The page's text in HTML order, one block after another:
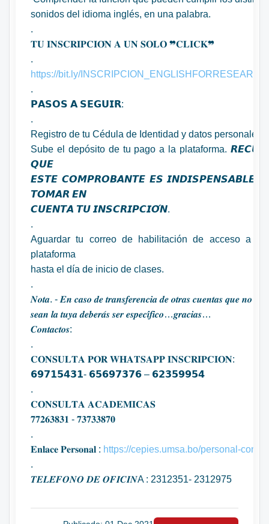
sonidos del idioma inglés, en una palabra.
.
𝐓𝐔 𝐈𝐍𝐒𝐂𝐑𝐈𝐏𝐂𝐈𝐎́𝐍 𝐀 𝐔𝐍 𝐒𝐎𝐋𝐎 ❞𝐂𝐋𝐈𝐂𝐊❞
.
https://bit.ly/
.
𝗣𝗔𝗦𝗢𝗦 𝗔 𝗦𝗘𝗚𝗨𝗜𝗥:
.
Registro de tu Cédula de Identidad y datos personales.
Sube el depósito de tu pago a la plataforma.
𝙌𝙐𝙀
𝙀𝙎𝙏𝙀 𝘾𝙊𝙈𝙋𝙍𝙊𝘽𝘼𝙉𝙏𝙀 𝙀𝙎 𝙄𝙉𝘿𝙄𝙎𝙋𝙀𝙉𝙎𝘼𝘽𝙇𝙀
𝙏𝙊𝙈𝘼𝙍 𝙀𝙉
𝘾𝙐𝙀𝙉𝙏𝘼 𝙏𝙐 𝙄𝙉𝙎𝘾𝙍𝙄𝙋𝘾𝙄𝙊́𝙉.
.
Aguardar tu correo de habilitación de acceso a
plataforma
hasta el día de inicio de clases.
.
𝑵𝒐𝒕𝒂. - 𝑬𝒏 𝒄𝒂𝒔𝒐 𝒅𝒆 𝒕𝒓𝒂𝒏𝒔𝒇𝒆𝒓𝒆𝒏𝒄𝒊𝒂 𝒅𝒆 𝒐𝒕𝒓𝒂𝒔 𝒄𝒖𝒆𝒏𝒕𝒂𝒔 𝒒𝒖𝒆 𝒏𝒐
𝒔𝒆𝒂𝒏 𝒍𝒂 𝒕𝒖𝒚𝒂 𝒅𝒆𝒃𝒆𝒓𝒂́𝒔 𝒔𝒆𝒓 𝒆𝒔𝒑𝒆𝒄𝒊́𝒇𝒊𝒄𝒐…𝒈𝒓𝒂𝒄𝒊𝒂𝒔…
𝑪𝒐𝒏𝒕𝒂𝒄𝒕𝒐𝒔:
.
𝐂𝐎𝐍𝐒𝐔𝐋𝐓𝐀 𝐏𝐎𝐑 𝐖𝐇𝐀𝐓𝐒𝐀𝐏𝐏 𝐈𝐍𝐒𝐂𝐑𝐈𝐏𝐂𝐈𝐎𝐍:
𝟲𝟵𝟳𝟭𝟱𝟰𝟯𝟭- 𝟲𝟱𝟲𝟵𝟳𝟯𝟳𝟲 – 𝟲𝟮𝟯𝟱𝟵𝟵𝟱𝟰
.
𝐂𝐎𝐍𝐒𝐔𝐋𝐓𝐀 𝐀𝐂𝐀𝐃𝐄𝐌𝐈𝐂𝐀𝐒
𝟕𝟕𝟐𝟔𝟑𝟖𝟑𝟏 - 𝟕𝟑𝟕𝟑𝟑𝟖𝟕𝟎
.
𝐄𝐧𝐥𝐚𝐜𝐞 𝐏𝐞𝐫𝐬𝐨𝐧𝐚𝐥 : https://cepies.umsa.bo/personal-
.
𝑻𝑬𝑳𝑬́𝑭𝑶𝑵𝑶 𝑫𝑬 𝑶𝑭𝑰𝑪𝑰𝑵A : 2312351- 2312975